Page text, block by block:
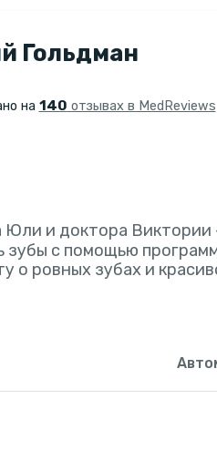
Гольдман
на 140 отзывах в MedReviews
и доктора
зубы с помощью
о ровных зубах и